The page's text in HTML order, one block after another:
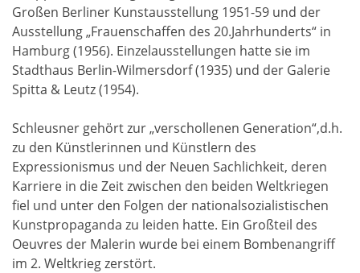
Großen Berliner Kunstausstellung 1951-59 und der
Ausstellung „Frauenschaffen des 20.Jahrhunderts“ in
Hamburg (1956). Einzelausstellungen hatte sie im
Stadthaus Berlin-Wilmersdorf (1935) und der Galerie
Spitta & Leutz (1954).
Schleusner gehört zur „verschollenen Generation“,d.h.
zu den Künstlerinnen und Künstlern des
Expressionismus und der Neuen Sachlichkeit, deren
Karriere in die Zeit zwischen den beiden Weltkriegen
fiel und unter den Folgen der nationalsozialistischen
Kunstpropaganda zu leiden hatte. Ein Großteil des
Oeuvres der Malerin wurde bei einem Bombenangriff
im 2. Weltkrieg zerstört.